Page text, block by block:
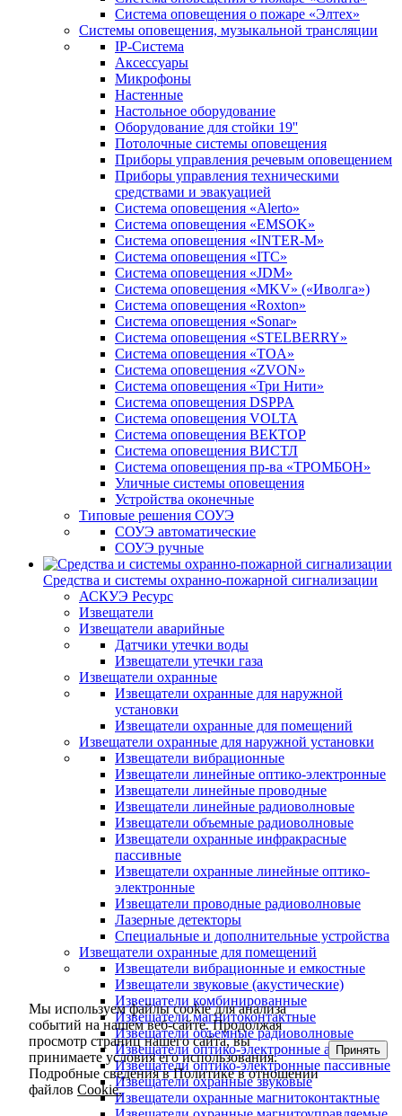
Система оповещения о пожаре «Элтех»
Системы оповещения, музыкальной трансляции
IP-Система
Аксессуары
Микрофоны
Настенные
Настольное оборудование
Оборудование для стойки 19''
Потолочные системы оповещения
Приборы управления речевым оповещением
Приборы управления техническими
средствами и эвакуацией
Система оповещения «Alerto»
Система оповещения «EMSOK»
Система оповещения «INTER-M»
Система оповещения «ITC»
Система оповещения «JDM»
Система оповещения «MKV» («Иволга»)
Система оповещения «Roxton»
Система оповещения «Sonar»
Система оповещения «STELBERRY»
Система оповещения «TOA»
Система оповещения «ZVON»
Система оповещения «Три Нити»
Система оповещения DSPPA
Система оповещения VOLTA
Система оповещения ВЕКТОР
Система оповещения ВИСТЛ
Система оповещения пр-ва «ТРОМБОН»
Уличные системы оповещения
Устройства оконечные
Типовые решения СОУЭ
СОУЭ автоматические
СОУЭ ручные
Средства и системы охранно-пожарной сигнализации
АСКУЭ Ресурс
Извещатели
Извещатели аварийные
Датчики утечки воды
Извещатели утечки газа
Извещатели охранные
Извещатели охранные для наружной
установки
Извещатели охранные для помещений
Извещатели охранные для наружной установки
Извещатели вибрационные
Извещатели линейные оптико-электронные
Извещатели линейные проводные
Извещатели линейные радиоволновые
Извещатели объемные радиоволновые
Извещатели охранные инфракрасные
пассивные
Извещатели охранные линейные оптико-
электронные
Извещатели проводные радиоволновые
Лазерные детекторы
Специальные и дополнительные устройства
Извещатели охранные для помещений
Извещатели вибрационные и емкостные
Извещатели звуковые (акустические)
Извещатели комбинированные
Извещатели магнитоконтактные
Извещатели объемные радиоволновые
Извещатели оптико-электронные активные
Извещатели оптико-электронные пассивные
Извещатели охранные звуковые
Извещатели охранные магнитоконтактные
Мы используем файлы cookie для анализа
событий на нашем веб-сайте. Продолжая
просмотр страниц нашего сайта, вы
принимаете условия его использования.
Подробные сведения в Политике в отношении
файловCookie.
Принять